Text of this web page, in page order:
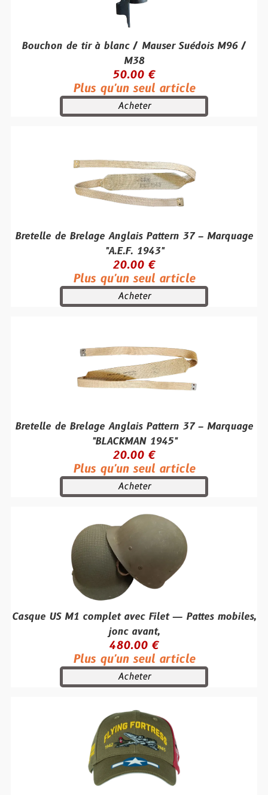
Bouchon de tir à blanc / Mauser Suédois M96 /
M38
50.00 €
Plus qu'un seul article
Acheter
Bretelle de Brelage Anglais Pattern 37 – Marquage
"A.E.F. 1943"
20.00 €
Plus qu'un seul article
Acheter
Bretelle de Brelage Anglais Pattern 37 – Marquage
"BLACKMAN 1945"
20.00 €
Plus qu'un seul article
Acheter
Casque US M1 complet avec Filet — Pattes mobiles,
jonc avant,
480.00 €
Plus qu'un seul article
Acheter